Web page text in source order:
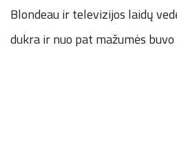
Blondeau ir televizijos laidų
dukra ir nuo pat mažumės